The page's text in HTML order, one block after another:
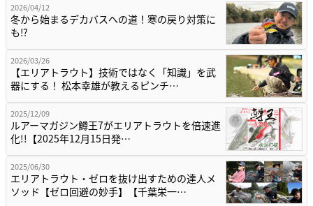
2026/04/12
冬から始まるデカバスへの道！寒の戻り対策に
も⁉
2026/03/26
【エリアトラウト】技術ではなく「知識」を武
器にする！ 松本幸雄が教えるピンチ…
2025/12/09
ルアーマガジン鱒王7がエリアトラウトを倍速進
化!!【2025年12月15日発…
2025/06/30
エリアトラウト・ゼロを抜け出すための達人メ
ソッド【ゼロ回避の妙手】【千葉栄一…